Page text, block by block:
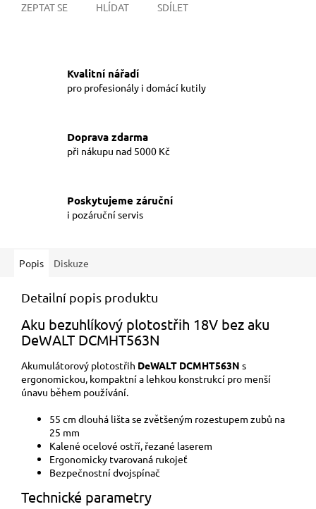
ZEPTAT SE HLÍDAT SDÍLET
Kvalitní nářadí
pro profesionály i domácí kutily
Doprava zdarma
při nákupu nad 5000 Kč
Poskytujeme záruční
i pozáruční servis
Popis Diskuze
Detailní popis produktu
Aku bezuhlíkový plotostřih 18V bez aku
DeWALT DCMHT563N
Akumulátorový plotostřih DeWALT DCMHT563N s
ergonomickou, kompaktní a lehkou konstrukcí pro menší
únavu během používání.
55 cm dlouhá lišta se zvětšeným rozestupem zubů na
25 mm
Kalené ocelové ostří, řezané laserem
Ergonomicky tvarovaná rukojeť
Bezpečnostní dvojspínač
Technické parametry